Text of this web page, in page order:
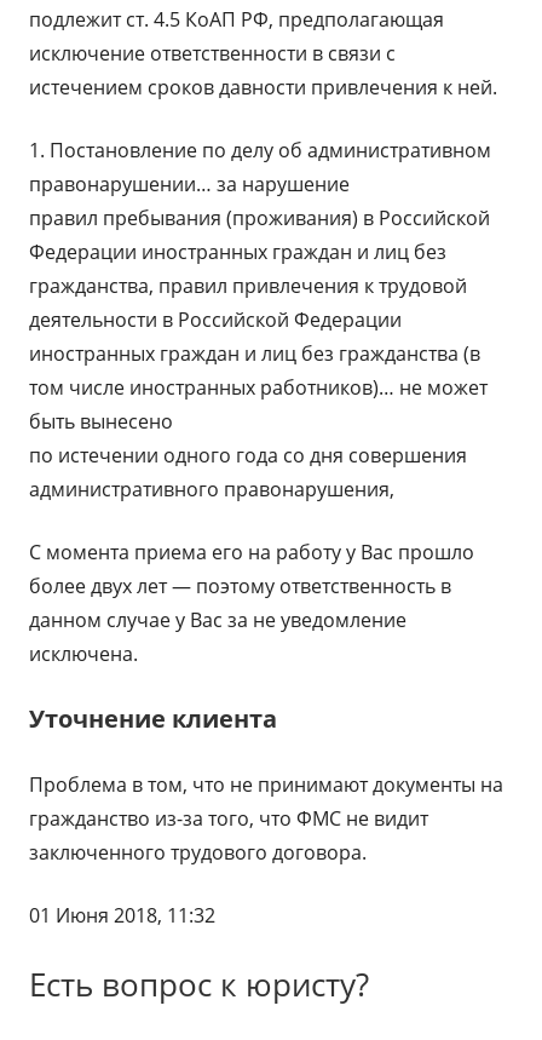
подлежит ст. 4.5 КоАП РФ, предполагающая
исключение ответственности в связи с
истечением сроков давности привлечения к ней.
1. Постановление по делу об административном
правонарушении… за нарушение
правил пребывания (проживания) в Российской
Федерации иностранных граждан и лиц без
гражданства, правил привлечения к трудовой
деятельности в Российской Федерации
иностранных граждан и лиц без гражданства (в
том числе иностранных работников)… не может
быть вынесено
по истечении одного года со дня совершения
административного правонарушения,
С момента приема его на работу у Вас прошло
более двух лет — поэтому ответственность в
данном случае у Вас за не уведомление
исключена.
Уточнение клиента
Проблема в том, что не принимают документы на
гражданство из-за того, что ФМС не видит
заключенного трудового договора.
01 Июня 2018, 11:32
Есть вопрос к юристу?